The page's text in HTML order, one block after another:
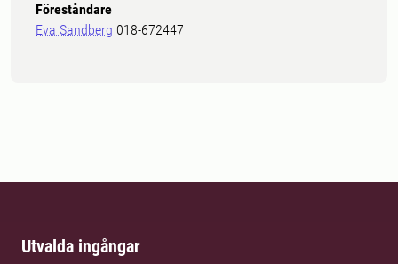
Föreståndare
Eva Sandberg 018-672447
Utvalda ingångar